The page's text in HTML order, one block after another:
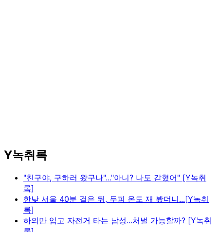
Y녹취록
"친구야, 구하러 왔구나"..."아니? 나도 갇혔어" [Y녹취
록]
한낮 서울 40분 걸은 뒤, 두피 온도 재 봤더니...[Y녹취
록]
하의만 입고 자전거 타는 남성...처벌 가능할까? [Y녹취